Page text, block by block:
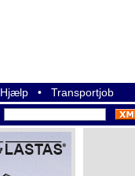
Hjælp • Transportjob